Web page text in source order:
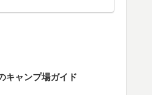
キャンプ場ガイド